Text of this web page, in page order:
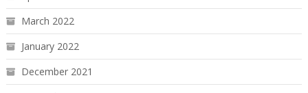
March 2022
January 2022
December 2021